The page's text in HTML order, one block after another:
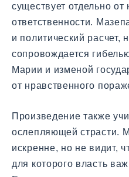
существует отдельно от
ответственности.
и политический расчет,
сопровождается
Марии и изменой
от нравственного
Произведение также
ослепляющей страсти.
искренне, но не видит,
для которого власть